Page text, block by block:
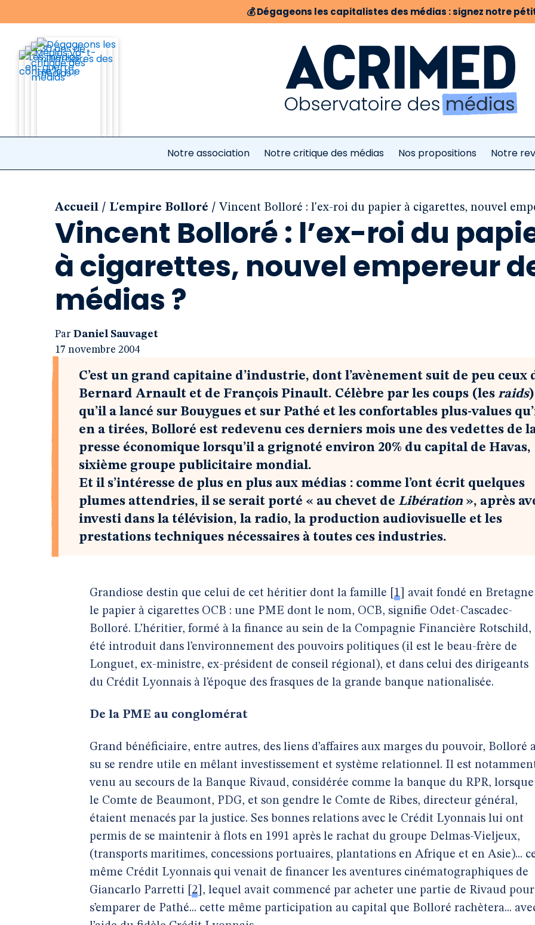
💰Dégageons les capitalistes des médias : signez notre
Notre association Notre critique des médias Nos propositions Notre
Accueil / L'empire Bolloré / Vincent Bolloré : l'ex-roi du papier à cigarettes, nouvel
Vincent Bolloré : l’ex-roi du
à cigarettes, nouvel empereur
médias ?
Par Daniel Sauvaget
17 novembre 2004
C’est un grand capitaine d’industrie, dont l’avènement suit de peu ceux
Bernard Arnault et de François Pinault. Célèbre par les coups (les raids)
qu’il a lancé sur Bouygues et sur Pathé et les confortables plus-values
en a tirées, Bolloré est redevenu ces derniers mois une des vedettes de
presse économique lorsqu’il a grignoté environ 20% du capital de Havas,
sixième groupe publicitaire mondial.
Et il s’intéresse de plus en plus aux médias : comme l’ont écrit quelques
plumes attendries, il se serait porté « au chevet de Libération », après
investi dans la télévision, la radio, la production audiovisuelle et les
prestations techniques nécessaires à toutes ces industries.
Grandiose destin que celui de cet héritier dont la famille 1
avait fondé en Bretagne
le papier à cigarettes OCB : une PME dont le nom, OCB, signifie Odet-Cascadec-
Bolloré. L’héritier, formé à la finance au sein de la Compagnie Financière Rotschild,
été introduit dans l’environnement des pouvoirs politiques (il est le beau-frère de
Longuet, ex-ministre, ex-président de conseil régional), et dans celui des dirigeants
du Crédit Lyonnais à l’époque des frasques de la grande banque nationalisée.
De la PME au conglomérat
Grand bénéficiaire, entre autres, des liens d’affaires aux marges du pouvoir, Bolloré
su se rendre utile en mêlant investissement et système relationnel. Il est
venu au secours de la Banque Rivaud, considérée comme la banque du RPR, lorsque
le Comte de Beaumont, PDG, et son gendre le Comte de Ribes, directeur général,
étaient menacés par la justice. Ses bonnes relations avec le Crédit Lyonnais lui ont
permis de se maintenir à flots en 1991 après le rachat du groupe Delmas-Vieljeux,
(transports maritimes, concessions portuaires, plantations en Afrique et en Asie)...
même Crédit Lyonnais qui venait de financer les aventures cinématographiques de
Giancarlo Parretti
2 , lequel avait commencé par acheter une partie de Rivaud pour
s’emparer de Pathé... cette même participation au capital que Bolloré rachètera...